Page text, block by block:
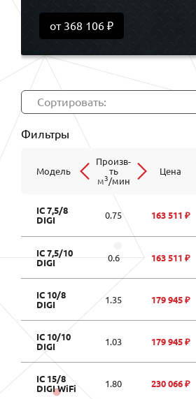
от 368 106 ₽
Сортировать:
Фильтры
Модель
Произв-
ть
м3/мин
Цена
IC 7,5/8
DIGI
0.75 163 511 ₽
IC 7,5/10
DIGI
0.6 163 511 ₽
IC 10/8
DIGI
1.35 179 945 ₽
IC 10/10
DIGI
1.03 179 945 ₽
IC 15/8
DIGI WiFi
1.80 230 066 ₽